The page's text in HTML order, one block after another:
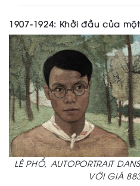
1907-1924: Khởi đầu của
LÊ PHỔ, AUTOPORTRAIT
VỚI GIÁ